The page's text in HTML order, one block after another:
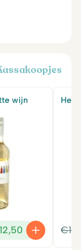
wijn
12,50
Huidige
prijs
€